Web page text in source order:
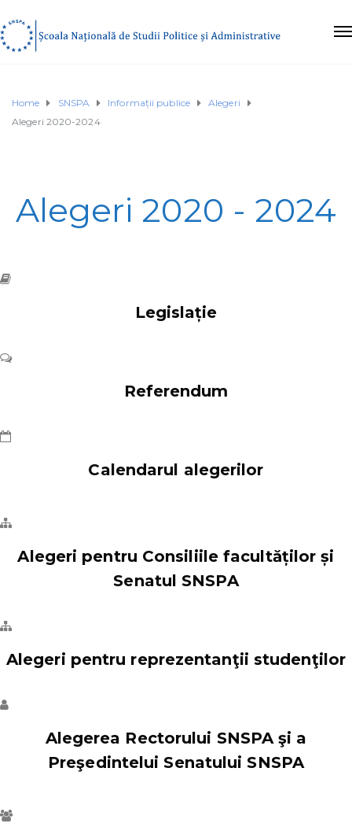
Home SNSPA Informații publice
Alegeri
Alegeri 2020-2024
Alegeri 2020 - 2024
Legislație
Referendum
Calendarul alegerilor
Alegeri pentru Consiliile facultăților și
Senatul SNSPA
Alegeri pentru reprezentanţii studenţilor
Alegerea Rectorului SNSPA şi a
Preşedintelui Senatului SNSPA